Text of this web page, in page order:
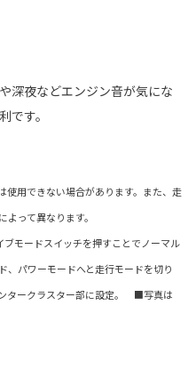
深夜などエンジン音が気にな
です。
使用できない場合があります。また、走
って異なります。
モードスイッチを押すことでノーマル
、パワーモードへと走行モードを切り
タークラスター部に設定。 ■写真は